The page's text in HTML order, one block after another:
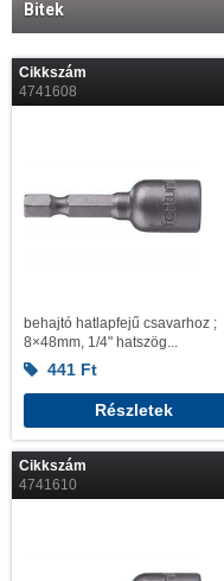
Bitek
Cikkszám
4741608
behajtó hatlapfejű csavarhoz ;
8×48mm, 1/4" hatszög...
441 Ft
Részletek
Cikkszám
4741610